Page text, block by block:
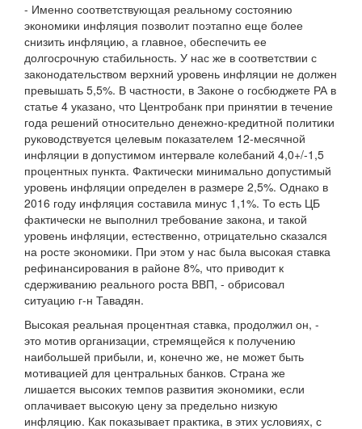
- Именно соответствующая реальному состоянию
экономики инфляция позволит поэтапно еще более
снизить инфляцию, а главное, обеспечить ее
долгосрочную стабильность. У нас же в соответствии с
законодательством верхний уровень инфляции не должен
превышать 5,5%. В частности, в Законе о госбюджете РА в
статье 4 указано, что Центробанк при принятии в течение
года решений относительно денежно-кредитной политики
руководствуется целевым показателем 12-месячной
инфляции в допустимом интервале колебаний 4,0+/-1,5
процентных пункта. Фактически минимально допустимый
уровень инфляции определен в размере 2,5%. Однако в
2016 году инфляция составила минус 1,1%. То есть ЦБ
фактически не выполнил требование закона, и такой
уровень инфляции, естественно, отрицательно сказался
на росте экономики. При этом у нас была высокая ставка
рефинансирования в районе 8%, что приводит к
сдерживанию реального роста ВВП, - обрисовал
ситуацию г-н Тавадян.
Высокая реальная процентная ставка, продолжил он, -
это мотив организации, стремящейся к получению
наибольшей прибыли, и, конечно же, не может быть
мотивацией для центральных банков. Страна же
лишается высоких темпов развития экономики, если
оплачивает высокую цену за предельно низкую
инфляцию. Как показывает практика, в этих условиях, с